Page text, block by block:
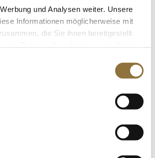
und Analysen weiter. Unsere
Informationen möglicherweise mit
die Sie ihnen bereitgestellt
7cm, mit Seetang & Sojasauce gewürzt,